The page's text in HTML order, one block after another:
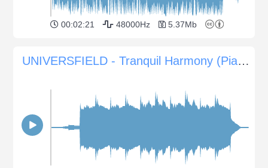
00:02:21 48000Hz 5.37Mb
UNIVERSFIELD - Tranquil Harmony (Piano calme et sons d'ambiance pour la relaxation)